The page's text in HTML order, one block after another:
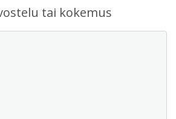
tai kokemus